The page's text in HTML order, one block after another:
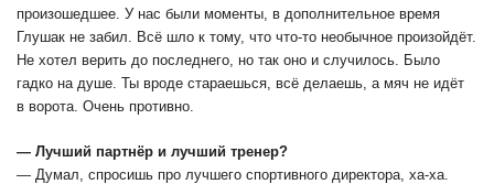
произошедшее. У нас были моменты, в дополнительное время
Глушак не забил. Всё шло к тому, что что-то необычное произойдёт.
Не хотел верить до последнего, но так оно и случилось. Было
гадко на душе. Ты вроде стараешься, всё делаешь, а мяч не идёт
в ворота. Очень противно.
― Лучший партнёр и лучший тренер?
― Думал, спросишь про лучшего спортивного директора, ха-ха.